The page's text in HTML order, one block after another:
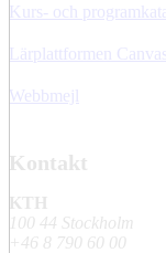
Kurs- och
Lärplattformen Canvas
Webbmejl
Kontakt
KTH
100 44 Stockholm
+46 8 790 60 00